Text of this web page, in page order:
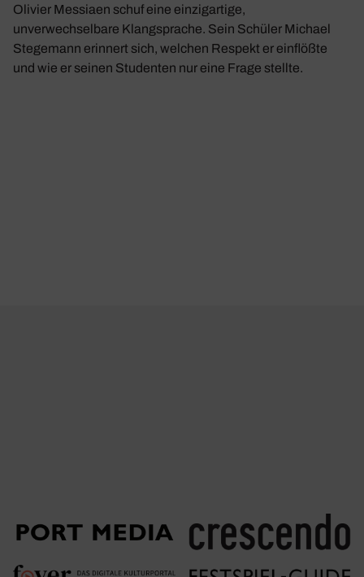
Olivier Messiaen schuf eine einzigartige,
unverwechselbare Klangsprache. Sein Schüler Michael
Stegemann erinnert sich, welchen Respekt er einflößte
und wie er seinen Studenten nur eine Frage stellte.